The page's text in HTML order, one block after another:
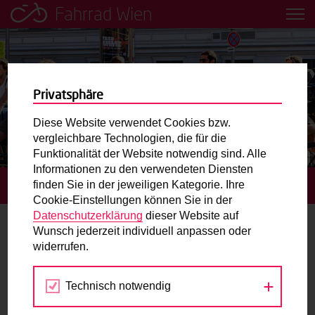
Fahrrad Wien
Leih dir einfach ein Transportfahrrad in deiner Nähe aus!
Mobilitätsbildung für Kinder und
Jugendliche
Radweg-Projektkarte
Routenplaner
Mit dem Fahrrad in Wien unterwegs? Hier finden Sie die
beste Route.
Wunschbox
Sie haben ein Anliegen zum Radverkehr? Schreiben Sie
STARTSEITE TERMINE FAMILY ART RIDE
27.
MAI
2018
Privatsphäre
Diese Website verwendet Cookies bzw.
vergleichbare Technologien, die für die
Funktionalität der Website notwendig sind. Alle
Informationen zu den verwendeten Diensten
finden Sie in der jeweiligen Kategorie. Ihre
Cookie-Einstellungen können Sie in der
Datenschutzerklärung dieser Website auf
Wunsch jederzeit individuell anpassen oder
widerrufen.
Technisch notwendig